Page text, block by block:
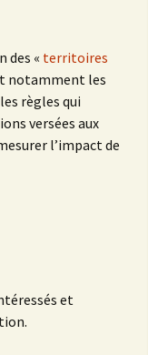
des « territoires
notamment les
règles qui
versées aux
l’impact de
et